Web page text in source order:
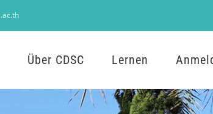
Über CDSC Lernen